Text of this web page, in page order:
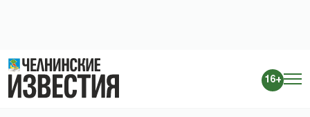
16+